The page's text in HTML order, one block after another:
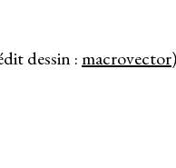
dessin :macrovector)